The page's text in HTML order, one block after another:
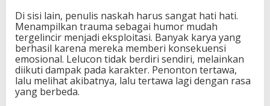
Di sisi lain, penulis naskah harus sangat hati hati.
Menampilkan trauma sebagai humor mudah
tergelincir menjadi eksploitasi. Banyak karya yang
berhasil karena mereka memberi konsekuensi
emosional. Lelucon tidak berdiri sendiri, melainkan
diikuti dampak pada karakter. Penonton tertawa,
lalu melihat akibatnya, lalu tertawa lagi dengan rasa
yang berbeda.